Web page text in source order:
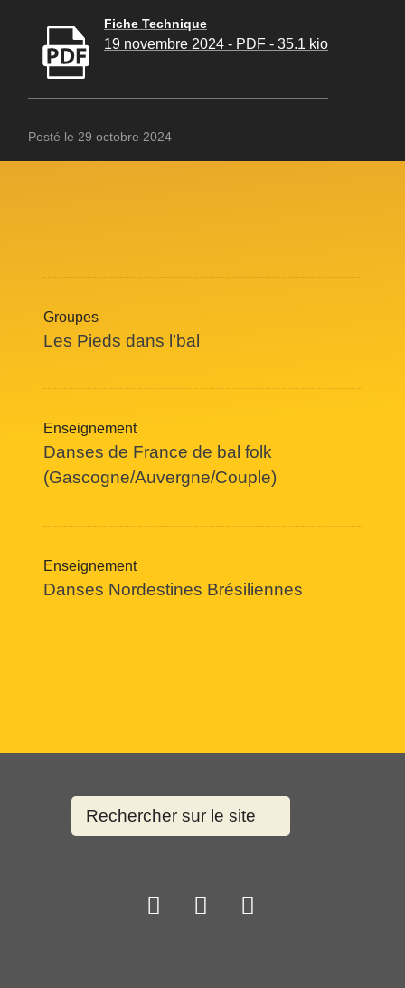
Fiche Technique
19 novembre 2024 - PDF - 35.1 kio
Posté le 29 octobre 2024
Groupes
Les Pieds dans l’bal
Enseignement
Danses de France de bal folk
(Gascogne/Auvergne/Couple)
Enseignement
Danses Nordestines Brésiliennes